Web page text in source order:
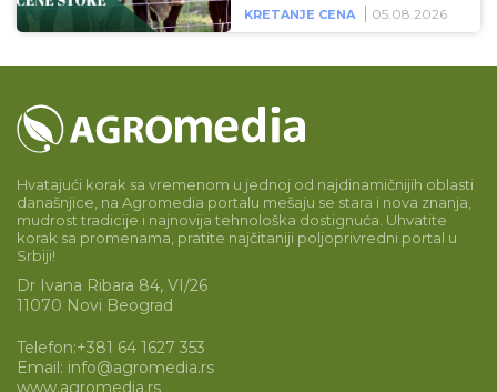
KRETANJE CENA 05.08.2026
Hvatajući korak sa vremenom u jednoj od najdinamičnijih oblasti
današnjice, na Agromedia portalu mešaju se stara i nova znanja,
mudrost tradicije i najnovija tehnološka dostignuća. Uhvatite
korak sa promenama, pratite najčitaniji poljoprivredni portal u
Srbiji!
Dr Ivana Ribara 84, VI/26
11070 Novi Beograd
Telefon:+381 64 1627 353
Email: info@agromedia.rs